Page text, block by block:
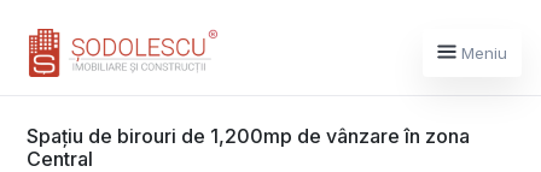
Meniu
Spațiu de birouri de 1,200mp de vânzare în zona
Central